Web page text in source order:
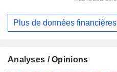
Plus de données financières
Analyses / Opinions